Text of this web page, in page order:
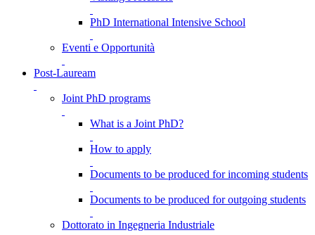
PhD International Intensive School
Eventi e Opportunità
Post-Lauream
Joint PhD programs
What is a Joint PhD?
How to apply
Documents to be produced for incoming students
Documents to be produced for outgoing students
Dottorato in Ingegneria Industriale